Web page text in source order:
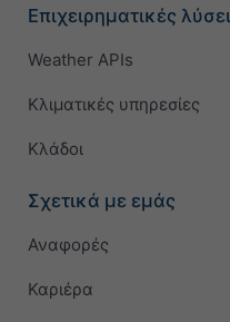
Επιχειρηματικές
Weather APIs
Κλιματικές υπηρεσίες
Κλάδοι
Σχετικά με εμάς
Αναφορές
Καριέρα